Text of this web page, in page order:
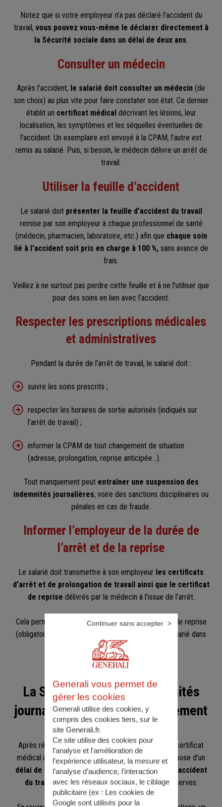
Notez que si votre employeur n’a pas déclaré l’accident du
travail, vous pouvez vous-même le déclarer directement à
la Sécurité sociale dans un délai de deux ans.
Consulter un médecin
Après l'accident, le salarié doit consulter un médecin (de
son choix) au plus vite pour faire constater son état. Ce dernier
établit un certificat médical décrivant les lésions, leur
localisation, les symptômes et les séquelles éventuelles de
l'accident. Un exemplaire est envoyé à la CPAM, l’autre est
remis au salarié. Puis, si besoin, le médecin délivre un arrêt de
travail.
Utiliser la feuille d’accident
Le salarié doit présenter la feuille d’accident du travail
remise par son employeur à chaque professionnel de santé
(médecin, pharmacien, laboratoire, etc.) afin que chaque soin
lié à l’accident soit pris en charge à 100 %, sans avance de
frais.
Veillez à ne surtout pas perdre cette feuille et à ne l’utiliser que
pour des soins en lien avec l’accident.
Respecter les prescriptions médicales
et administratives
Pendant la durée de l’arrêt de travail, le salarié doit :
suivre les soins prescrits ;
respecter les horaires de sortie autorisés (indiqués sur
l’arrêt de travail) ;
informer la CPAM de tout changement de situation
(adresse, prolongation, reprise anticipée…).
Tout manquement peut entraîner une suspension des
indemnités journalières, voire des sanctions disciplinaires ou
pénales en cas de fraude.
Informer l’employeur de la durée de
l’arrêt et de la reprise
Le salarié doit transmettre à son employeur les certificats
d’arrêt et de prolongation de travail ainsi que le certificat
de reprise délivrés par le médecin à l’issue de l’arrêt.
Cela permet à l’employeur de programmer la visite de reprise
(obligatoire dans certains cas) et de réintégrer le salarié dans
de bonnes conditions.
La Sécurité sociale : indemnités
journalières (IJ) et remboursement
des soins
Après réception de la déclaration d'accident et du certificat
médical initial, votre caisse d'assurance maladie dispose d’un
délai de 30 jours pour qualifier votre accident d’accident
du travail, si votre employeur n’a pas émis de réserves.
Generali vous permet de
gérer les cookies
Generali utilise des cookies, y
compris des cookies tiers, sur le
site Generali.fr.
Ce site utilise des cookies pour
l’analyse et l'amélioration de
l’expérience utilisateur, la mesure et
l’analyse d’audience, l’interaction
avec les réseaux sociaux, le ciblage
publicitaire (ex : Les cookies de
Google sont utilisés pour la
Continuer sans accepter